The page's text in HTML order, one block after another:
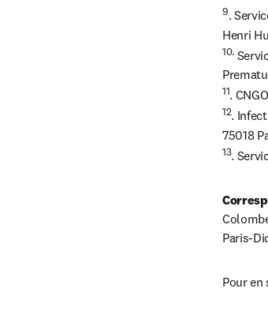
9.
10.
11
12.
13.
Paris-
Pour